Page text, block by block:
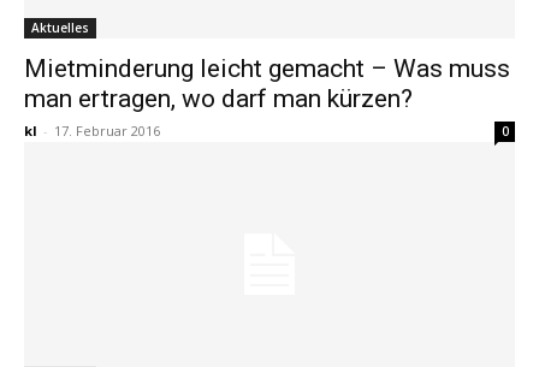
Aktuelles
Mietminderung leicht gemacht – Was muss
man ertragen, wo darf man kürzen?
kl - 17. Februar 2016 0